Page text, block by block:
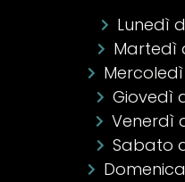
Lunedì
Martedì
Giovedì
Venerdì
Sabato